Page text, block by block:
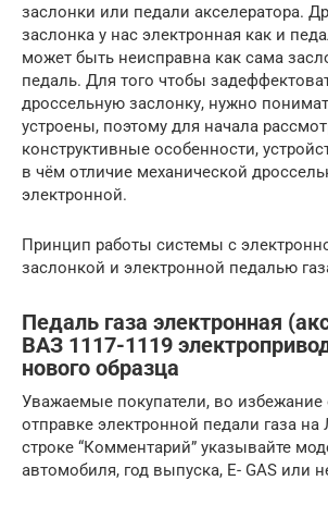
заслонки или педали акселератора.
заслонка у нас электронная как и
может быть неисправна как сама
педаль. Для того чтобы
дроссельную заслонку, нужно
устроены, поэтому для начала
конструктивные особенности,
в чём отличие механической
электронной.
Принцип работы системы с
заслонкой и электронной педалью
Педаль газа электронная
ВАЗ 1117-1119
нового образца
Уважаемые покупатели, во
отправке электронной педали газа на
строке “Комментарий” указывайте
автомобиля, год выпуска, E- GAS или